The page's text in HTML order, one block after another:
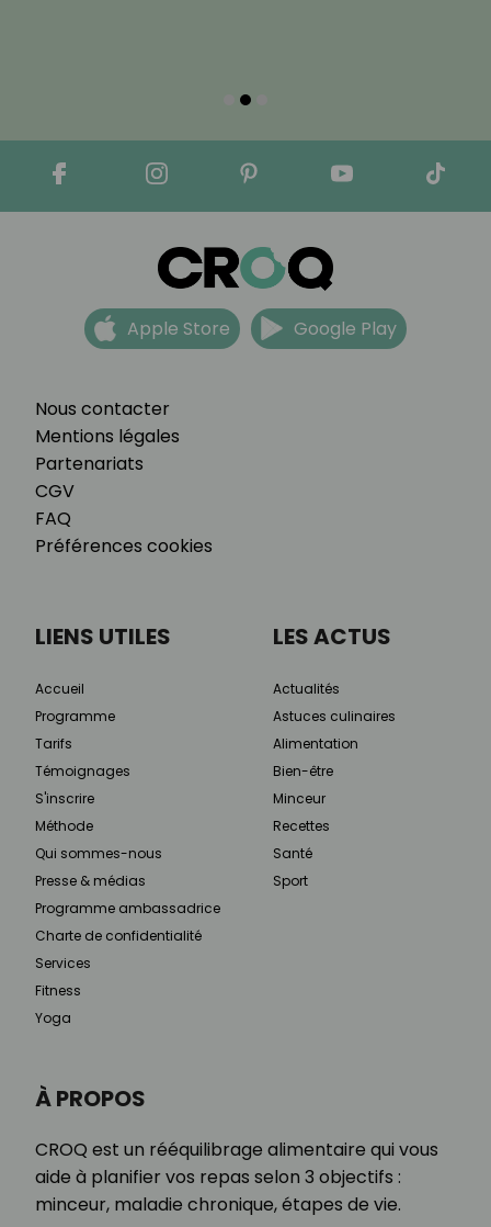
Nous contacter
Mentions légales
Partenariats
CGV
FAQ
Préférences cookies
Apple Store Google Play
À PROPOS
CROQ est un rééquilibrage alimentaire qui vous
aide à planifier vos repas selon 3 objectifs :
minceur, maladie chronique, étapes de vie.
LIENS UTILES
Accueil
Programme
Tarifs
Témoignages
S'inscrire
Méthode
Qui sommes-nous
Presse & médias
Programme ambassadrice
Charte de confidentialité
Services
Fitness
Yoga
LES ACTUS
Actualités
Astuces culinaires
Alimentation
Bien-être
Minceur
Recettes
Santé
Sport